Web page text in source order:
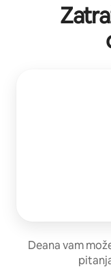
Deana vam